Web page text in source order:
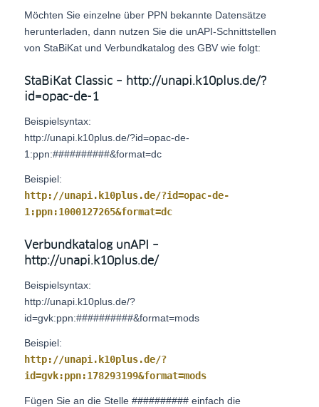
Möchten Sie einzelne über PPN bekannte Datensätze
herunterladen, dann nutzen Sie die unAPI-Schnittstellen
von StaBiKat und Verbundkatalog des GBV wie folgt:
StaBiKat Classic – http://unapi.k10plus.de/?
id=opac-de-1
Beispielsyntax:
http://unapi.k10plus.de/?id=opac-de-
1:ppn:##########&format=dc
Beispiel:
http://unapi.k10plus.de/?id=opac-de-
1:ppn:1000127265&format=dc
Verbundkatalog unAPI –
http://unapi.k10plus.de/
Beispielsyntax:
http://unapi.k10plus.de/?
id=gvk:ppn:##########&format=mods
Beispiel:
http://unapi.k10plus.de/?
id=gvk:ppn:178293199&format=mods
Fügen Sie an die Stelle ########## einfach die